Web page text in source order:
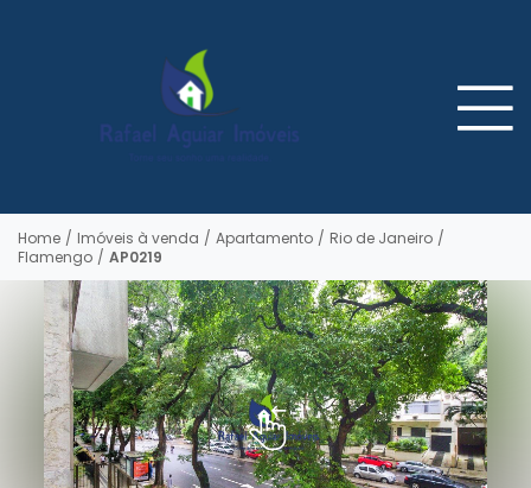
Home / Imóveis à venda / Apartamento / Rio de Janeiro /
Flamengo / AP0219